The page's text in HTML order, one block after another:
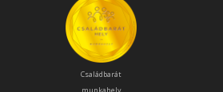
Családbarát